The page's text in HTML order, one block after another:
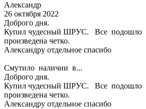
Александр
26 октября 2022
Доброго дня.
Купил чудесный ШРУС. Все подошло я
произведена четко.
Александру отдельное спасибо
Смутило наличии в...
Доброго дня.
Купил чудесный ШРУС. Все подошло я
произведена четко.
Александру отдельное спасибо